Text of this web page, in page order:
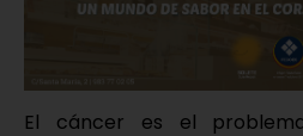
El cáncer es el